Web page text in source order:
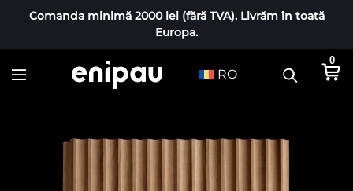
Comanda minimă 2000 lei (fără TVA). Livrăm în toată
Europa.
RO
0